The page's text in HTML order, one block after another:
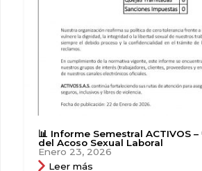
📊 Informe Semestral ACTIVOS
del Acoso Sexual Laboral
Enero 23, 2026
Leer más